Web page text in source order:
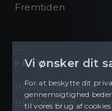
Fremtiden
PRODUKTER
BRADcommerce
BRADsearch
Vi ønsker dit
For at beskytte dit
gennemsigtighed
til vores brug af cookies.